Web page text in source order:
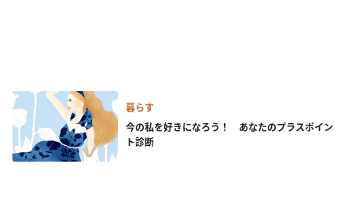
暮らす
今の私を好きになろう！ あなたのプラスポイン
ト診断